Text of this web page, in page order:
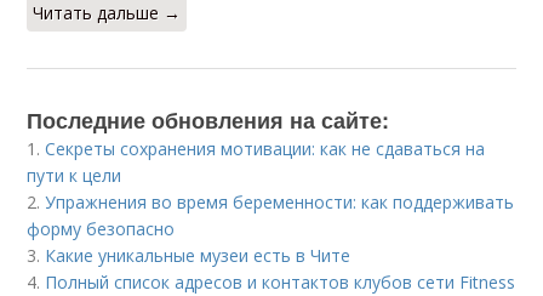
Читать дальше →
Последние обновления на сайте:
1.Секреты сохранения мотивации: как не сдаваться на
пути к цели
2.Упражнения во время беременности: как поддерживать
форму безопасно
3. Какие уникальные музеи есть в Чите
4. Полный список адресов и контактов клубов сети Fitness